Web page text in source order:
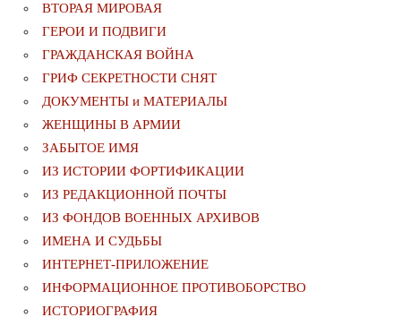
ВТОРАЯ МИРОВАЯ
ГЕРОИ И ПОДВИГИ
ГРАЖДАНСКАЯ ВОЙНА
ГРИФ СЕКРЕТНОСТИ СНЯТ
ДОКУМЕНТЫ и МАТЕРИАЛЫ
ЖЕНЩИНЫ В АРМИИ
ЗАБЫТОЕ ИМЯ
ИЗ ИСТОРИИ ФОРТИФИКАЦИИ
ИЗ РЕДАКЦИОННОЙ ПОЧТЫ
ИЗ ФОНДОВ ВОЕННЫХ АРХИВОВ
ИМЕНА И СУДЬБЫ
ИНТЕРНЕТ-ПРИЛОЖЕНИЕ
ИНФОРМАЦИОННОЕ ПРОТИВОБОРСТВО
ИСТОРИОГРАФИЯ